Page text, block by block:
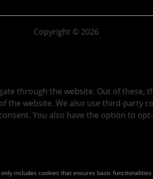
Copyright © 2026
through the website. Out of these,
website. We also use third-party
You also have the option to
includes cookies that ensures basic